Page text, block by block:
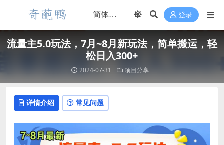
登录
流量主5.0玩法，7月~8月新玩法，简单搬运，轻
松日入300+
2024-07-31 项目分享
详情介绍 常见问题